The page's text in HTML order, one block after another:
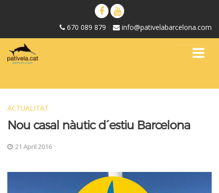
670 089 879 info@pativelabarcelona.com
ACTUALITAT
Nou casal nàutic d´estiu Barcelona
21 April 2016